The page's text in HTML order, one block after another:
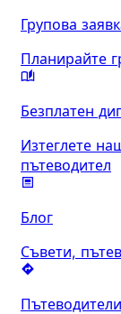
Групова
Планирайте
Безплатен
Изтеглете
пътеводител
Блог
Съвети,
Пътеводители